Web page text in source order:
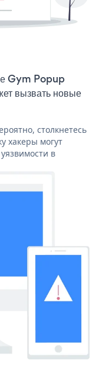
Gym Popup
вызвать новые
столкнетесь
хакеры могут
в